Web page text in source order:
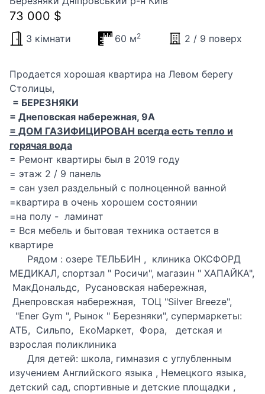
73 000 $
3 кімнати 60 м2 2 / 9 поверх
Продается хорошая квартира на Левом берегу
Столицы,
= БЕРЕЗНЯКИ
= Днеповская набережная, 9А
= ДОМ ГАЗИФИЦИРОВАН всегда есть тепло и
горячая вода
= Ремонт квартиры был в 2019 году
= этаж 2 / 9 панель
= сан узел раздельный с полноценной ванной
=квартира в очень хорошем состоянии
=на полу - ламинат
= Вся мебель и бытовая техника остается в
квартире
Рядом : озере ТЕЛЬБИН , клиника ОКСФОРД
МЕДИКАЛ, спортзал " Росичи", магазин " ХАПАЙКА",
МакДональдс, Русановская набережная,
Днепровская набережная, ТОЦ "Silver Breeze",
"Ener Gym ", Рынок " Березняки", супермаркеты:
АТБ, Сильпо, ЕкоМаркет, Фора, детская и
взрослая поликлиника
Для детей: школа, гимназия с углубленным
изучением Английского языка , Немецкого языка,
детский сад, спортивные и детские площадки ,